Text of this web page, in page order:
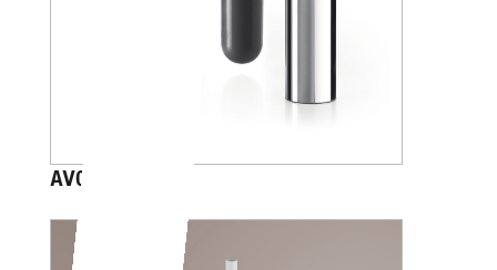
AV014B